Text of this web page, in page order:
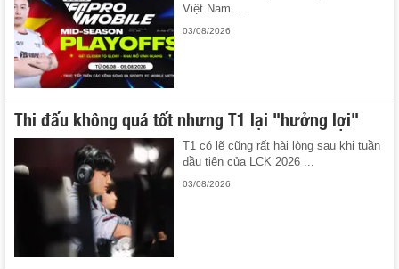
Việt Nam ...
03/08/2026
Thi đấu không quá tốt nhưng T1 lại "hưởng lợi"
T1 có lẽ cũng rất hài lòng sau khi tuần
đầu tiên của LCK 2026 ...
03/08/2026